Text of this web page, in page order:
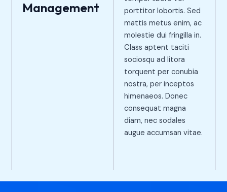
Management
porttitor lobortis. Sed
mattis metus enim, ac
molestie dui fringilla in.
Class aptent taciti
sociosqu ad litora
torquent per conubia
nostra, per inceptos
himenaeos. Donec
consequat magna
diam, nec sodales
augue accumsan vitae.